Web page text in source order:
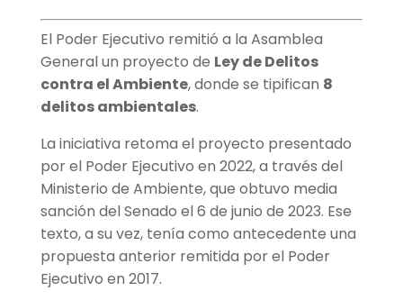
El Poder Ejecutivo remitió a la Asamblea
General un proyecto de Ley de Delitos
contra el Ambiente, donde se tipifican 8
delitos ambientales.
La iniciativa retoma el proyecto presentado
por el Poder Ejecutivo en 2022, a través del
Ministerio de Ambiente, que obtuvo media
sanción del Senado el 6 de junio de 2023. Ese
texto, a su vez, tenía como antecedente una
propuesta anterior remitida por el Poder
Ejecutivo en 2017.